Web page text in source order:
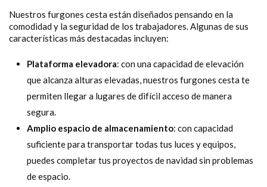
Nuestros furgones cesta están diseñados pensando en la
comodidad y la seguridad de los trabajadores. Algunas de sus
características más destacadas incluyen:
Plataforma elevadora: con una capacidad de elevación
que alcanza alturas elevadas, nuestros furgones cesta te
permiten llegar a lugares de difícil acceso de manera
segura.
Amplio espacio de almacenamiento: con capacidad
suficiente para transportar todas tus luces y equipos,
puedes completar tus proyectos de navidad sin problemas
de espacio.